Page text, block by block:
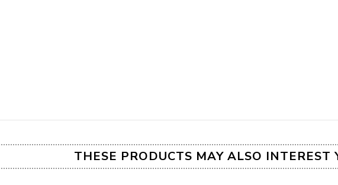
THESE PRODUCTS MAY ALSO INTEREST